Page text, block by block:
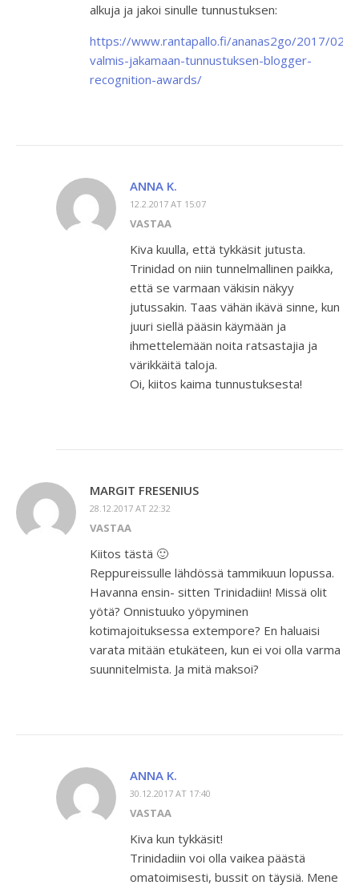
alkuja ja jakoi sinulle tunnustuksen:
https://www.rantapallo.fi/ananas2go/2017/02/
valmis-jakamaan-tunnustuksen-blogger-
recognition-awards/
ANNA K.
12.2.2017 AT 15:07
VASTAA
Kiva kuulla, että tykkäsit jutusta.
Trinidad on niin tunnelmallinen paikka,
että se varmaan väkisin näkyy
jutussakin. Taas vähän ikävä sinne, kun
juuri siellä pääsin käymään ja
ihmettelemään noita ratsastajia ja
värikkäitä taloja.
Oi, kiitos kaima tunnustuksesta!
MARGIT FRESENIUS
28.12.2017 AT 22:32
VASTAA
Kiitos tästä 🙂
Reppureissulle lähdössä tammikuun lopussa.
Havanna ensin- sitten Trinidadiin! Missä olit
yötä? Onnistuuko yöpyminen
kotimajoituksessa extempore? En haluaisi
varata mitään etukäteen, kun ei voi olla varma
suunnitelmista. Ja mitä maksoi?
ANNA K.
30.12.2017 AT 17:40
VASTAA
Kiva kun tykkäsit!
Trinidadiin voi olla vaikea päästä
omatoimisesti, bussit on täysiä. Mene